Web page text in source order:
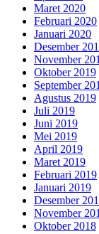
Maret 2020
Februari 2020
Januari 2020
Desember
November
Oktober 2019
September
Agustus 2019
Juli 2019
Juni 2019
Mei 2019
April 2019
Maret 2019
Februari 2019
Januari 2019
Desember
November
Oktober 2018